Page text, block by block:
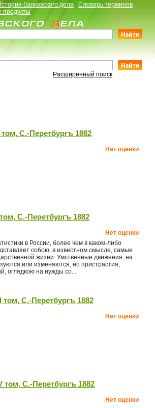
банковского дела
Словарь терминов
продукты
Расширенный поиск
С.-Перетбургъ 1882
Нет оценки
С.-Перетбургъ 1882
Нет оценки
в России, более чем в каком-либо
собою, в известном смысле, самые
жизни. Умственные движения, на
или изменяются, но пристрастия,
оглядкою на нужды со...
С.-Перетбургъ 1882
Нет оценки
С.-Перетбургъ 1882
Нет оценки